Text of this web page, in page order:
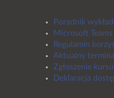
Poradnik
Microsoft
Regulamin
Aktualny
Zgłoszenie
Deklaracja